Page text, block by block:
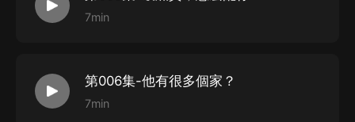
話：400-838-5616
7min
第006集-他有很多個家？
7min